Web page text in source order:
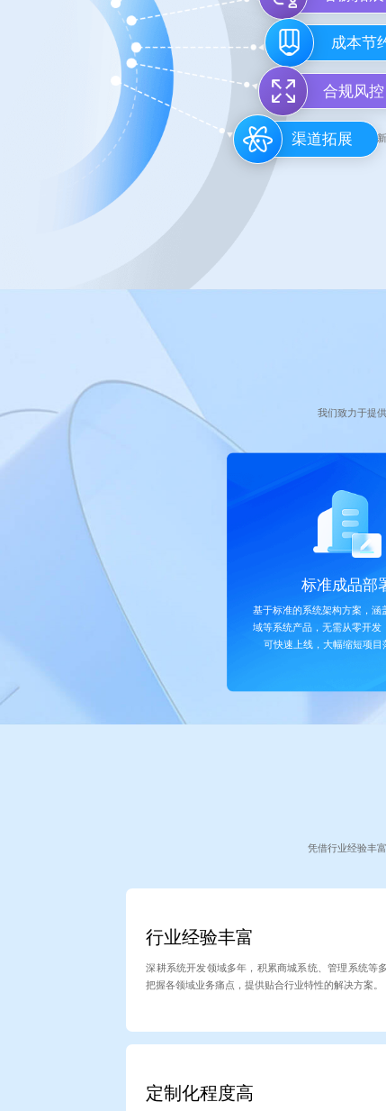
成本节
合规风控
渠道拓展
我们致力于提
标准成品部
基于标准的系统架构方案，涵
域等系统产品，无需从零开发
可快速上线，大幅缩短项目
凭借行业经验丰
行业经验丰富
深耕系统开发领域多年，积累商城系统、管理系统等
把握各领域业务痛点，提供贴合行业特性的解决方案。
定制化程度高